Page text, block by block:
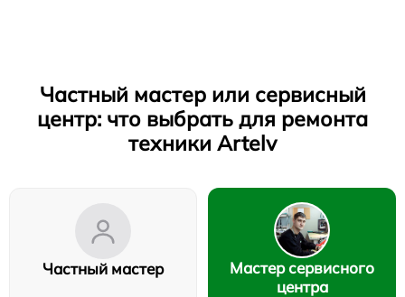
Частный мастер или сервисный
центр: что выбрать для ремонта
техники Artelv
Частный мастер
Мастер сервисного
центра